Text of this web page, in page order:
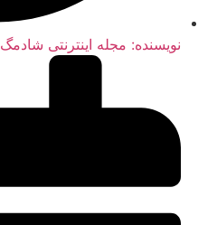
نویسنده: مجله اینترنتی شادمگ